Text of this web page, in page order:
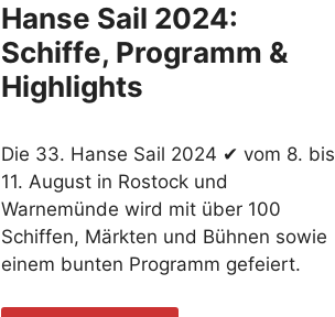
Hanse Sail 2024:
Schiffe, Programm &
Highlights
Die 33. Hanse Sail 2024 ✔ vom 8. bis
11. August in Rostock und
Warnemünde wird mit über 100
Schiffen, Märkten und Bühnen sowie
einem bunten Programm gefeiert.